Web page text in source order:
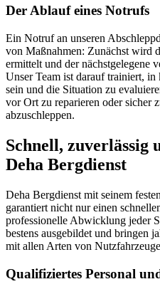
Der Ablauf eines Notrufs
Ein Notruf an unseren
von Maßnahmen: Zunächst wird
ermittelt und der nächstgelegene
Unser Team ist darauf trainiert,
sein und die Situation zu
vor Ort zu reparieren oder sicher
abzuschleppen.
Schnell, zuverlässig
Deha Bergdienst
Deha Bergdienst mit seinem
garantiert nicht nur einen
professionelle Abwicklung jeder
bestens ausgebildet und bringen
mit allen Arten von
Qualifiziertes Personal